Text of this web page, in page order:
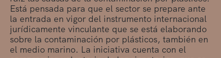
Está pensada para que el sector se prepare ante
la entrada en vigor del instrumento internacional
jurídicamente vinculante que se está elaborando
sobre la contaminación por plásticos, también en
el medio marino. La iniciativa cuenta con el